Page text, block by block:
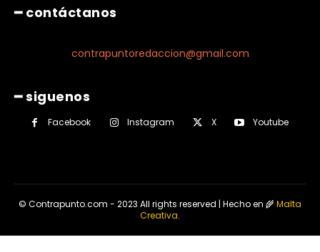
━ contáctanos
contrapuntoredaccion@gmail.com
━ siguenos
Facebook Instagram X Youtube
© Contrapunto.com - 2023 All rights reserved | Hecho en 🌾Malta
Creativa.